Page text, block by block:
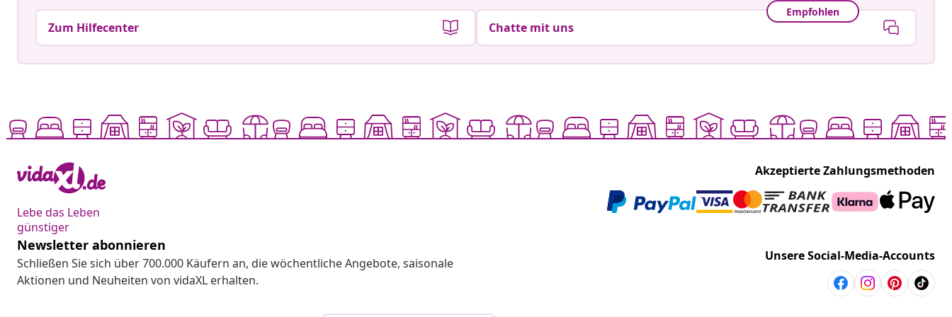
Zum Hilfecenter
Empfohlen
Chatte mit uns
Lebe das Leben
günstiger
Akzeptierte Zahlungsmethoden
Newsletter abonnieren
Schließen Sie sich über 700.000 Käufern an, die wöchentliche Angebote, saisonale
Aktionen und Neuheiten von vidaXL erhalten.
Unsere Social-Media-Accounts